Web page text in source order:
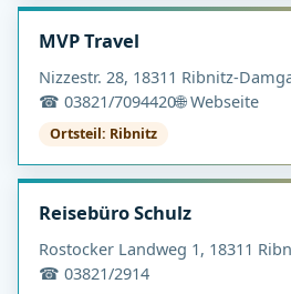
MVP Travel
Nizzestr. 28, 18311 Ribnitz-
☎ 03821/7094420🌐 Webseite
Ortsteil: Ribnitz
Reisebüro Schulz
Rostocker Landweg 1, 18311
☎ 03821/2914